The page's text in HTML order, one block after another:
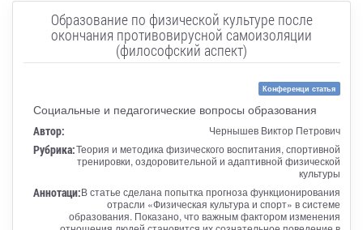
Образование по физической культуре после
окончания противовирусной самоизоляции
(философский аспект)
Конференци статья
Социальные и педагогические вопросы образования
Автор: Чернышев Виктор Петрович
Рубрика:Теория и методика физического воспитания, спортивной
тренировки, оздоровительной и адаптивной физической
культуры
Аннотаци:В статье сделана попытка прогноза функционирования
отрасли «Физическая культура и спорт» в системе
образования. Показано, что важным фактором изменения